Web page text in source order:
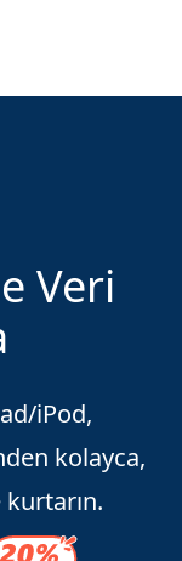
Veri
iPod,
kolayca,
kurtarın.